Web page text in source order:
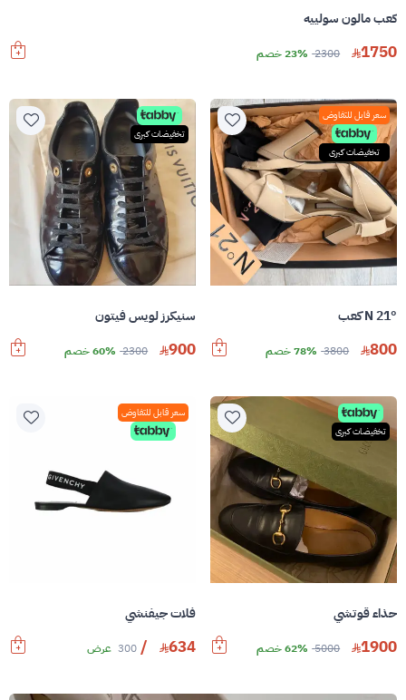
كعب مالون سولييه
1750
2300 23% خصم
سعر قابل للتفاوض
تخفيضات كبرى
N 21° كعب
800
3800 78% خصم
تخفيضات كبرى
سنيكرز لويس فيتون
900
2300 60% خصم
تخفيضات كبرى
حذاء قوتشي
1900
5000 62% خصم
سعر قابل للتفاوض
فلات جيفنشي
634
/
300 عرض